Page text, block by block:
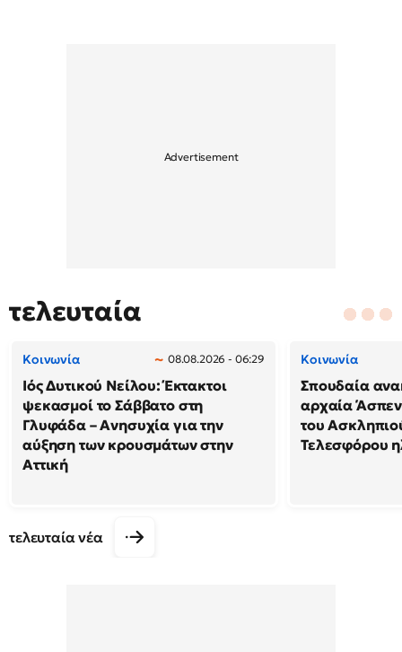
τελευταία
Κοινωνία 08.08.2026 - 06:29
Ιός Δυτικού Νείλου: Έκτακτοι
ψεκασμοί το Σάββατο στη
Γλυφάδα – Ανησυχία για την
αύξηση των κρουσμάτων στην
Αττική
Κοινωνία
Σπουδαία
αρχαία
του
Τελεσφόρου
τελευταία νέα